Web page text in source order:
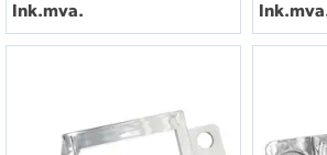
Ink.mva.